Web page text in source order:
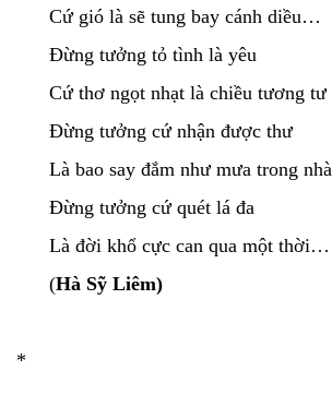
Cứ gió là sẽ tung bay cánh diều…
Đừng tưởng tỏ tình là yêu
Cứ thơ ngọt nhạt là chiều tương tư
Đừng tưởng cứ nhận được thư
Là bao say đắm như mưa trong nhà
Đừng tưởng cứ quét lá đa
Là đời khổ cực can qua một thời…
(Hà Sỹ Liêm)
*